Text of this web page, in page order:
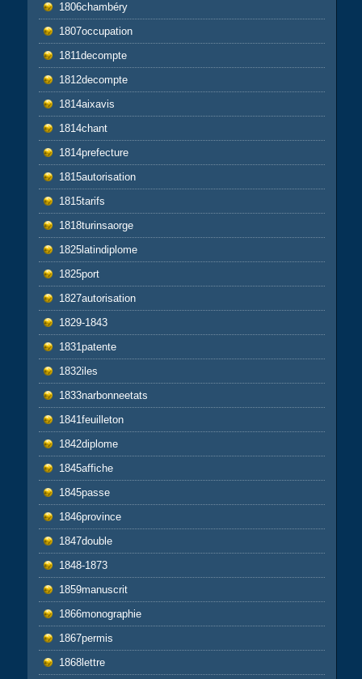
1806chambéry
1807occupation
1811decompte
1812decompte
1814aixavis
1814chant
1814prefecture
1815autorisation
1815tarifs
1818turinsaorge
1825latindiplome
1825port
1827autorisation
1829-1843
1831patente
1832iles
1833narbonneetats
1841feuilleton
1842diplome
1845affiche
1845passe
1846province
1847double
1848-1873
1859manuscrit
1866monographie
1867permis
1868lettre